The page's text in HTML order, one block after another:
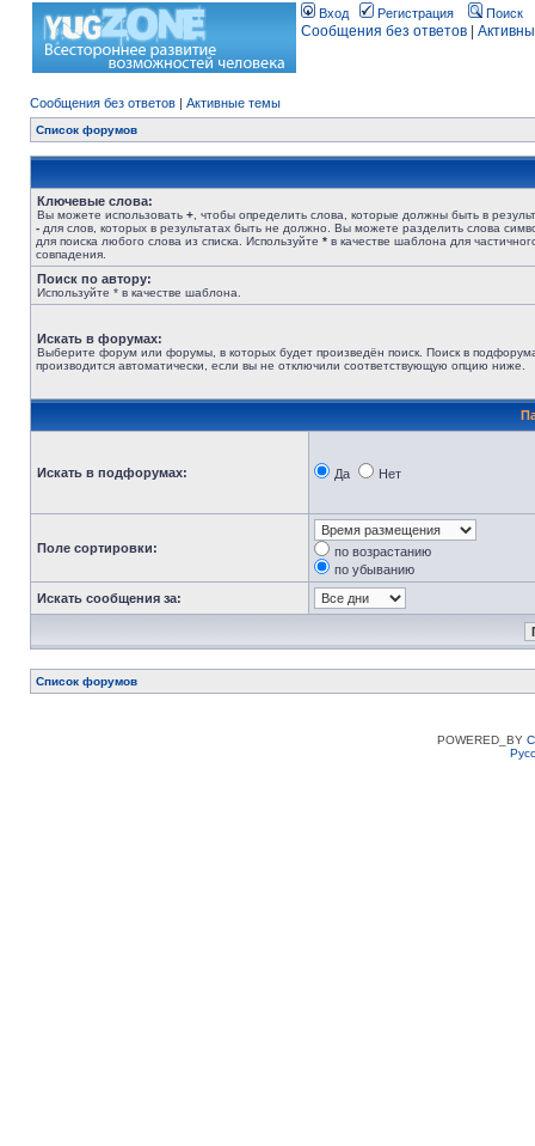
Вход Регистрация Поиск
Сообщения без ответов
Сообщения без ответов | Активные темы
Список форумов
Ключевые слова:
Вы можете использовать + , чтобы определить слова, которые должны быть в
- для слов, которых в результатах быть не должно. Вы можете разделить слова
для поиска любого слова из списка. Используйте * в качестве шаблона для
совпадения.
Поиск по автору:
Используйте * в качестве шаблона.
Искать в форумах:
Выберите форум или форумы, в которых будет произведён поиск. Поиск в
производится автоматически, если вы не отключили соответствующую опцию ниже.
Искать в подфорумах: Да Нет
Поле сортировки:
по возрастанию
по убыванию
Искать сообщения за:
Список форумов
POWERED_BY